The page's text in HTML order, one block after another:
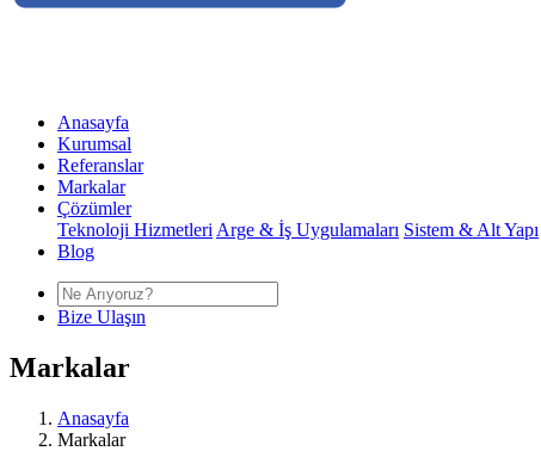
Anasayfa
Kurumsal
Referanslar
Markalar
Çözümler
Teknoloji Hizmetleri Arge & İş Uygulamaları Sistem & Alt Yapı
Blog
Bize Ulaşın
Markalar
Anasayfa
Markalar